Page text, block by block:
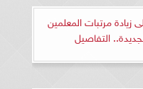
زيادة مرتبات المعلمين
التفاصيل